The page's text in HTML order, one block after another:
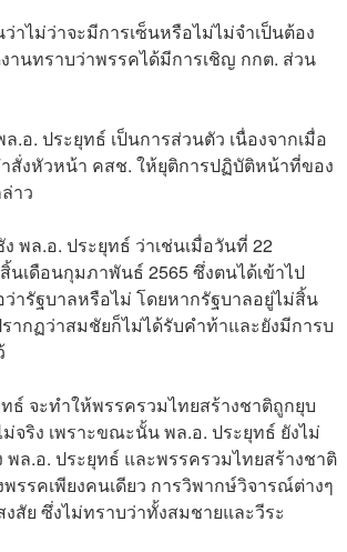
ไม่ว่าจะมีการเซ็นหรือไม่ไม่จำเป็นต้อง
านทราบว่าพรรคได้มีการเชิญ กกต. ส่วน
อ. ประยุทธ์ เป็นการส่วนตัว เนื่องจากเมื่อ
สั่งหัวหน้า คสช. ให้ยุติการปฏิบัติหน้าที่ของ
าว
พล.อ. ประยุทธ์ ว่าเช่นเมื่อวันที่ 22
เดือนกุมภาพันธ์ 2565 ซึ่งตนได้เข้าไป
ารัฐบาลหรือไม่ โดยหากรัฐบาลอยู่ไม่สิ้น
ากฏว่าสมชัยก็ไม่ได้รับคำท้าและยังมีการบ
จะทำให้พรรครวมไทยสร้างชาติถูกยุบ
จริง เพราะขณะนั้น พล.อ. ประยุทธ์ ยังไม่
ล.อ. ประยุทธ์ และพรรครวมไทยสร้างชาติ
รรคเพียงคนเดียว การวิพากษ์วิจารณ์ต่างๆ
สัย ซึ่งไม่ทราบว่าทั้งสมชายและวีระ